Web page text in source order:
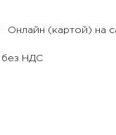
Онлайн (картой) на
без НДС